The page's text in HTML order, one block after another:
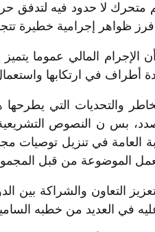
لا حدود فيه لتدفق حركة
أفرز ظواهر إجرامية خطيرة
الإجرام المالي عموما
عدة أطراف في ارتكابها
والتحديات التي
بس ن النصوص
العامة في تنزيل
الموضوعة من قبل
التعاون والشراكة بين
في العديد من خطبه